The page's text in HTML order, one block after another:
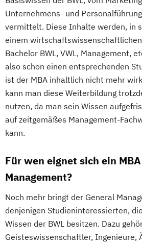
Unternehmens- und
vermittelt. Diese Inhalte werden, in
einem
Bachelor BWL, VWL, Management,
also schon einen entsprechenden
ist der MBA inhaltlich nicht mehr
kann man diese Weiterbildung
nutzen, da man sein Wissen
auf zeitgemäßes Management-
kann.
Für wen eignet sich ein
Management?
Noch mehr bringt der General
denjenigen Studieninteressierten,
Wissen der BWL besitzen. Dazu
Geisteswissenschaftler, Ingenieure,